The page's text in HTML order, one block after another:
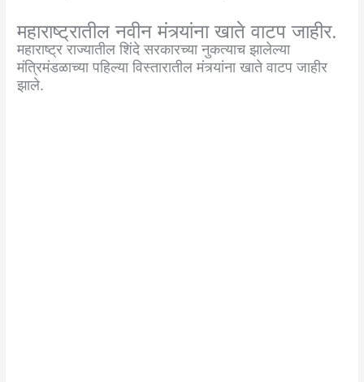
महाराष्ट्रातील नवीन मंत्र्यांना खाते वाटप जाहीर.
महाराष्ट्र राज्यातील शिंदे सरकारच्या नुकत्याच झालेल्या
मंत्रिमंडळाच्या पहिल्या विस्तारातील मंत्र्यांना खाते वाटप जाहीर
झाले.